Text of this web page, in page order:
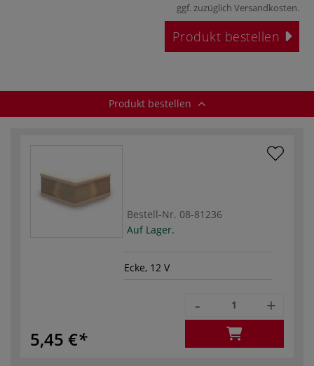
ggf. zuzüglich Versandkosten.
Produkt bestellen
Produkt bestellen
Bestell-Nr. 08-81236
Auf Lager.
Ecke, 12 V
5,45 €
- +